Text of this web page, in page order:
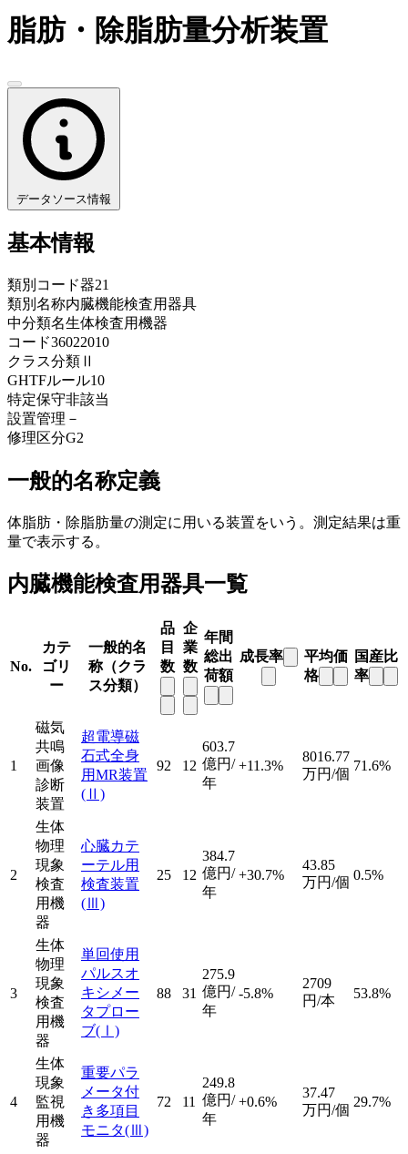
脂肪・除脂肪量分析装置
データソース情報
基本情報
類別コード器21
類別名称内臓機能検査用器具
中分類名生体検査用機器
コード36022010
クラス分類 Ⅱ
GHTFルール10
特定保守非該当
設置管理 －
修理区分G2
一般的名称定義
体脂肪・除脂肪量の測定に用いる装置をいう。測定結果は重
量で表示する。
内臓機能検査用器具一覧
No.
カテ
ゴリ
ー
一般的名
称（クラ
ス分類）
品
目
数
企
業
数
年間
総出
荷額
成長率
平均価
格
国産比
率
1
磁気
共鳴
画像
診断
装置
超電導磁
石式全身
用MR装置
(Ⅱ)
92 12
603.7
億円/
年
+11.3%
8016.77
万円/個
71.6%
2
生体
物理
現象
検査
用機
器
心臓カテ
ーテル用
検査装置
(Ⅲ)
25 12
384.7
億円/
年
+30.7%
43.85
万円/個 0.5%
3
生体
物理
現象
検査
用機
器
単回使用
パルスオ
キシメー
タプロー
ブ(Ⅰ)
88 31
275.9
億円/
年
-5.8%
2709
円/本
53.8%
4
生体
現象
監視
用機
器
重要パラ
メータ付
き多項目
モニタ(Ⅲ)
72 11
249.8
億円/
年
+0.6%
37.47
万円/個
29.7%